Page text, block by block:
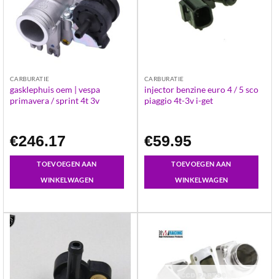
CARBURATIE
gasklephuis oem | vespa
primavera / sprint 4t 3v
€246.17
TOEVOEGEN AAN
WINKELWAGEN
CARBURATIE
injector benzine euro 4 / 5 sco
piaggio 4t-3v i-get
€59.95
TOEVOEGEN AAN
WINKELWAGEN